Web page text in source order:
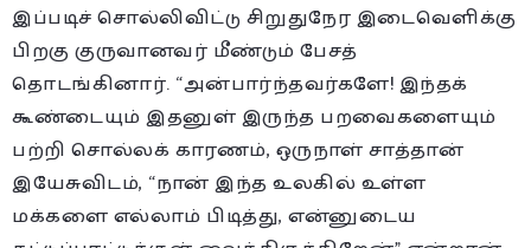
இப்படிச் சொல்லிவிட்டு சிறுதுநேர இடைவெளிக்கு
பிறகு குருவானவர் மீண்டும் பேசத்
தொடங்கினார். “அன்பார்ந்தவர்களே! இந்தக்
கூண்டையும் இதனுள் இருந்த பறவைகளையும்
பற்றி சொல்லக் காரணம், ஒருநாள் சாத்தான்
இயேசுவிடம், “நான் இந்த உலகில் உள்ள
மக்களை எல்லாம் பிடித்து, என்னுடைய